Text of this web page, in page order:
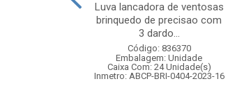
Luva lancadora de ventosas
brinquedo de precisao com
3 dardo...
Código: 836370
Embalagem: Unidade
Caixa Com: 24 Unidade(s)
Inmetro: ABCP-BRI-0404-2023-16